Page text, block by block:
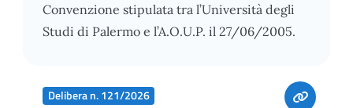
Convenzione stipulata tra l’Università degli
Studi di Palermo e l’A.O.U.P. il 27/06/2005.
Delibera n. 121/2026